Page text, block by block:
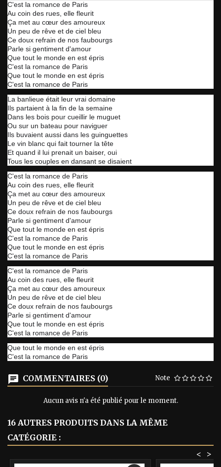
C'est la romance de Paris
Au coin des rues, elle fleurit
Ça met au cœur des amoureux
Un peu de rêve et de ciel bleu
Ce doux refrain de nos faubourgs
Parle si gentiment d'amour
Que tout le monde en est épris
C'est la romance de Paris
Que tout le monde en est épris
C'est la romance de Paris
La banlieue était leur vrai domaine
Ils partaient à la fin de la semaine
Dans les bois pour cueillir le muguet
Ou sur un bateau pour naviguer
Ils buvaient aussi dans les guinguettes
Le vin blanc qui fait tourner la tête
Et quand il lui prenait un baiser, oui
Tous les couples en dansant se disaient
C'est la romance de Paris
Au coin des rues, elle fleurit
Ça met au cœur des amoureux
Un peu de rêve et de ciel bleu
Ce doux refrain de nos faubourgs
Parle si gentiment d'amour
Que tout le monde en est épris
C'est la romance de Paris
Que tout le monde en est épris
C'est la romance de Paris
C'est la romance de Paris
Au coin des rues, elle fleurit
Ça met au cœur des amoureux
Un peu de rêve et de ciel bleu
Ce doux refrain de nos faubourgs
Parle si gentiment d'amour
Que tout le monde en est épris
C'est la romance de Paris
Que tout le monde en est épris
C'est la romance de Paris
COMMENTAIRES (0) Note
Aucun avis n'a été publié pour le moment.
16 AUTRES PRODUITS DANS LA MÊME
CATÉGORIE :
>
<